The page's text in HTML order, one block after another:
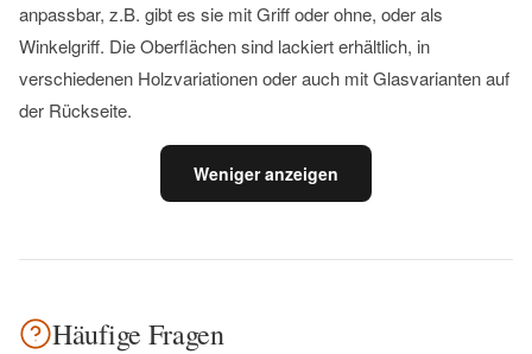
anpassbar, z.B. gibt es sie mit Griff oder ohne, oder als
Winkelgriff. Die Oberflächen sind lackiert erhältlich, in
verschiedenen Holzvariationen oder auch mit Glasvarianten auf
der Rückseite.
Weniger anzeigen
Häufige Fragen